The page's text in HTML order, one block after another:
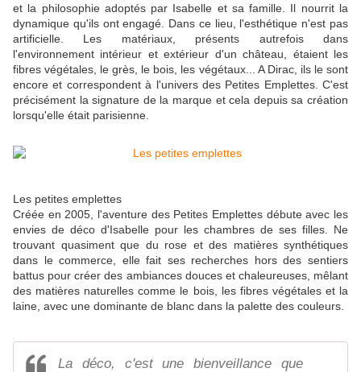
et la philosophie adoptés par Isabelle et sa famille. Il nourrit la
dynamique qu'ils ont engagé. Dans ce lieu, l'esthétique n'est pas
artificielle. Les matériaux, présents autrefois dans
l'environnement intérieur et extérieur d'un château, étaient les
fibres végétales, le grès, le bois, les végétaux... A Dirac, ils le sont
encore et correspondent à l'univers des Petites Emplettes. C'est
précisément la signature de la marque et cela depuis sa création
lorsqu'elle était parisienne.
Les petites emplettes
Créée en 2005, l'aventure des Petites Emplettes débute avec les
envies de déco d'Isabelle pour les chambres de ses filles. Ne
trouvant quasiment que du rose et des matières synthétiques
dans le commerce, elle fait ses recherches hors des sentiers
battus pour créer des ambiances douces et chaleureuses, mêlant
des matières naturelles comme le bois, les fibres végétales et la
laine, avec une dominante de blanc dans la palette des couleurs.
La déco, c'est une bienveillance que